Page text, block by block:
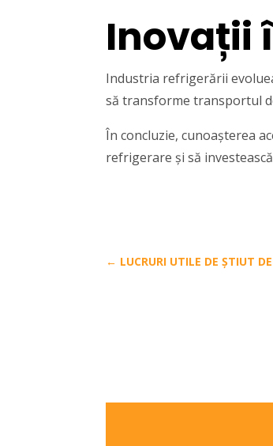
Inovații
Industria refrigerării
să transforme transportul
În concluzie, cunoașterea
refrigerare și să
← LUCRURI UTILE DE ȘTIUT